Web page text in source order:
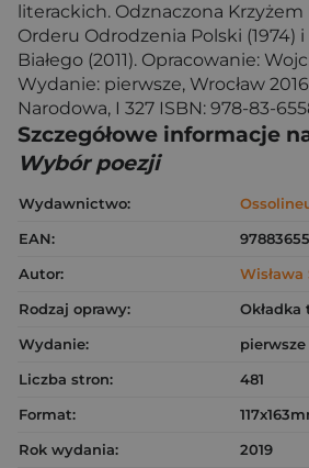
literackich. Odznaczona
Orderu Odrodzenia Polski (1974) i
Białego (2011). Opracowanie:
Wydanie: pierwsze, Wrocław
Narodowa, I 327 ISBN: 978-83-
Szczegółowe informacje
Wybór poezji
Wydawnictwo:
EAN:
Autor:
Wisława
Rodzaj oprawy:
Okładka
Wydanie:
pierwsze
Liczba stron:
481
Format:
Rok wydania:
2019